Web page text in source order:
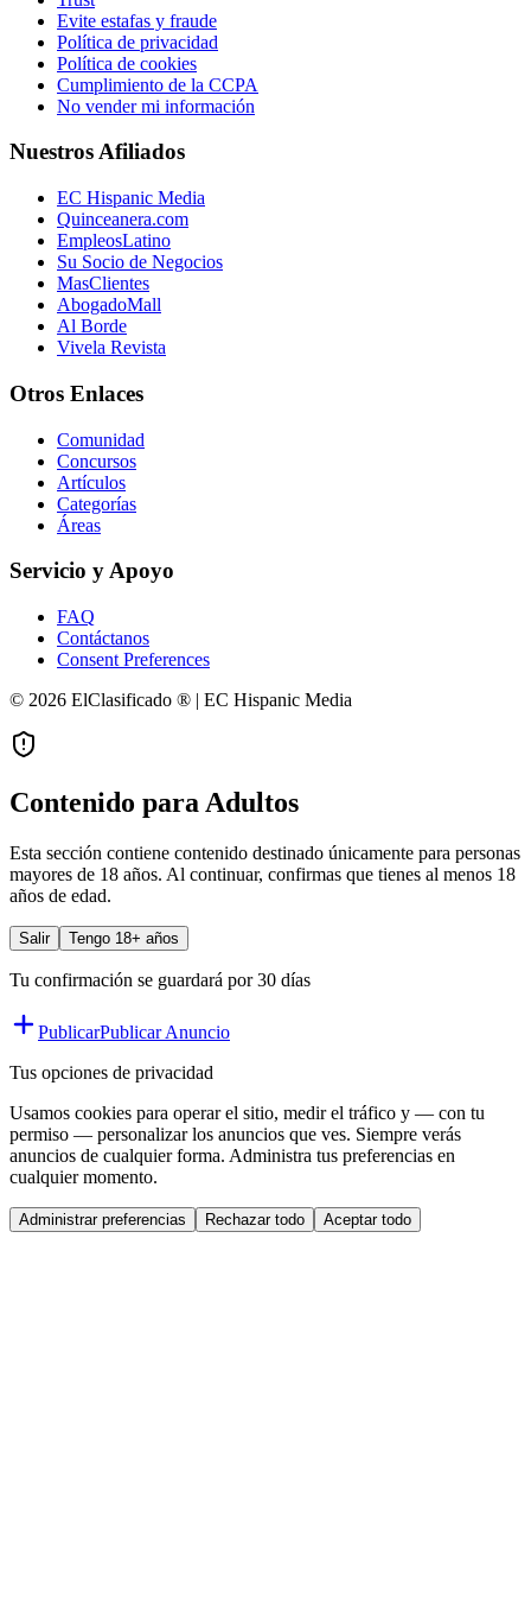
Evite estafas y fraude
Política de privacidad
Política de cookies
Cumplimiento de la CCPA
No vender mi información
Nuestros Afiliados
EC Hispanic Media
Quinceanera.com
EmpleosLatino
Su Socio de Negocios
MasClientes
AbogadoMall
Al Borde
Vivela Revista
Otros Enlaces
Comunidad
Concursos
Artículos
Categorías
Áreas
Servicio y Apoyo
FAQ
Contáctanos
Consent Preferences
© 2026 ElClasificado ® | EC Hispanic Media
Contenido para Adultos
Esta sección contiene contenido destinado únicamente para personas
mayores de 18 años. Al continuar, confirmas que tienes al menos 18
años de edad.
Salir Tengo 18+ años
Tu confirmación se guardará por 30 días
PublicarPublicar Anuncio
Tus opciones de privacidad
Usamos cookies para operar el sitio, medir el tráfico y — con tu
permiso — personalizar los anuncios que ves. Siempre verás
anuncios de cualquier forma. Administra tus preferencias en
cualquier momento.
Administrar preferencias Rechazar todo Aceptar todo